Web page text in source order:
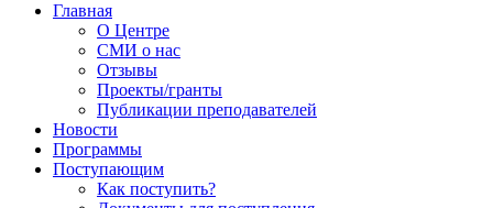
Главная
О Центре
СМИ о нас
Отзывы
Проекты/гранты
Публикации преподавателей
Новости
Программы
Поступающим
Как поступить?